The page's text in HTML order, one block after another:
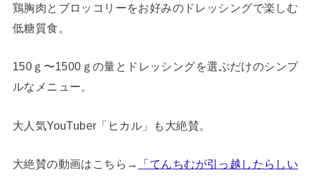
鶏胸肉とブロッコリーをお好みのドレッシングで楽しむ
低糖質食。
150ｇ〜1500ｇの量とドレッシングを選ぶだけのシンプ
ルなメニュー。
大人気YouTuber「ヒカル」も大絶賛。
大絶賛の動画はこちら→
「てんちむが引っ越したらしい